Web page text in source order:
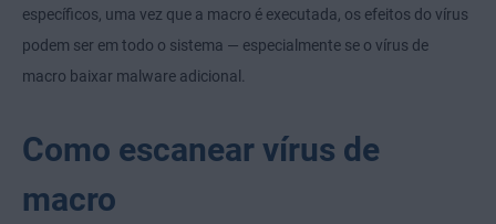
específicos, uma vez que a macro é executada, os efeitos do vírus
podem ser em todo o sistema — especialmente se o vírus de
macro baixar malware adicional.
Como escanear vírus de
macro